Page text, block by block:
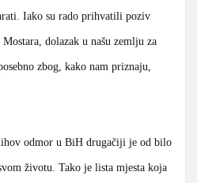
Iako su rado prihvatili poziv
dolazak u našu zemlju za
zbog, kako nam priznaju,
odmor u BiH drugačiji je od bilo
životu. Tako je lista mjesta koja